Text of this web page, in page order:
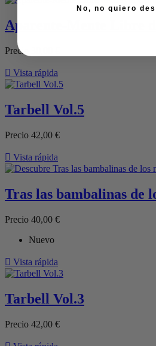
Aparente-Mente Libre
Precio
 Vista rápida
Tarbell Vol.5
Precio 42,00 €
 Vista rápida
Tras las bambalinas de
Precio 40,00 €
Nuevo
 Vista rápida
Tarbell Vol.3
Precio 42,00 €
No, no quiero